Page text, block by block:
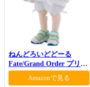
ねんどろいどどーる
Fate/Grand Order プリテ
ンダー/オベロン 爽やかサ
マー・プリンスVer.
Amazonで見る